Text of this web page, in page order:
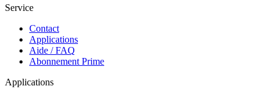
Service
Contact
Applications
Aide / FAQ
Abonnement Prime
Applications